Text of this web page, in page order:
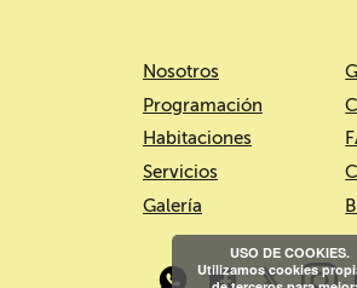
Nosotros
Programación
Habitaciones
Servicios
Galería
USO DE COOKIES.
Utilizamos cookies